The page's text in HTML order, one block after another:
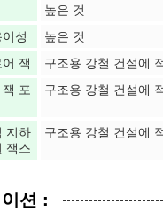
높은 것
성
높은 것
잭
구조용 강철 건설에
포
구조용 강철 건설에
지하
잭스
구조용 강철 건설에
션 :